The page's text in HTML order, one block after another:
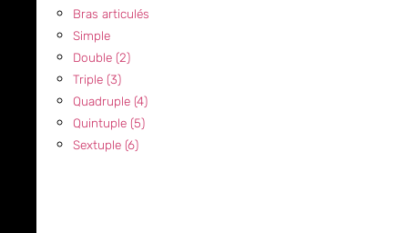
Bras articulés
Simple
Double (2)
Triple (3)
Quadruple (4)
Quintuple (5)
Sextuple (6)